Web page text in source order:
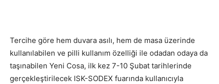
Tercihe göre hem duvara asılı, hem de masa üzerinde
kullanılabilen ve pilli kullanım özelliği ile odadan odaya da
taşınabilen Yeni Cosa, ilk kez 7-10 Şubat tarihlerinde
gerçekleştirilecek ISK-SODEX fuarında kullanıcıyla